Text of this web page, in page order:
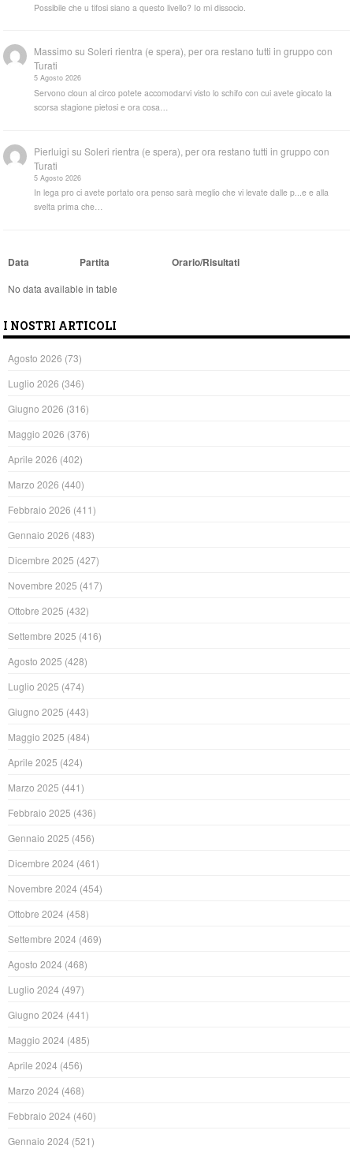
Possibile che u tifosi siano a questo livello? Io mi dissocio.
Massimo suSoleri rientra (e spera), per ora restano tutti in gruppo con
Turati
5 Agosto 2026
Servono cloun al circo potete accomodarvi visto lo schifo con cui avete giocato la
scorsa stagione pietosi e ora cosa…
Pierluigi suSoleri rientra (e spera), per ora restano tutti in gruppo con
Turati
5 Agosto 2026
In lega pro ci avete portato ora penso sarà meglio che vi levate dalle p...e e alla
svelta prima che…
Data Partita Orario/Risultati
No data available in table
I NOSTRI ARTICOLI
Agosto 2026 (73)
Luglio 2026 (346)
Giugno 2026 (316)
Maggio 2026 (376)
Aprile 2026 (402)
Marzo 2026 (440)
Febbraio 2026 (411)
Gennaio 2026 (483)
Dicembre 2025 (427)
Novembre 2025 (417)
Ottobre 2025 (432)
Settembre 2025 (416)
Agosto 2025 (428)
Luglio 2025 (474)
Giugno 2025 (443)
Maggio 2025 (484)
Aprile 2025 (424)
Marzo 2025 (441)
Febbraio 2025 (436)
Gennaio 2025 (456)
Dicembre 2024 (461)
Novembre 2024 (454)
Ottobre 2024 (458)
Settembre 2024 (469)
Agosto 2024 (468)
Luglio 2024 (497)
Giugno 2024 (441)
Maggio 2024 (485)
Aprile 2024 (456)
Marzo 2024 (468)
Febbraio 2024 (460)
Gennaio 2024 (521)